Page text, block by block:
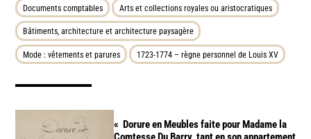
Documents comptables Arts et collections royales ou aristocratiques
Bâtiments, architecture et architecture paysagère
Mode : vêtements et parures 1723-1774 – règne personnel de Louis XV
« Dorure en Meubles faite pour Madame la